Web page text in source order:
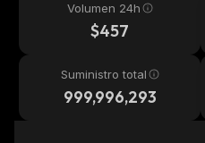
Volumen 24h
$457
Suministro total
999,996,293